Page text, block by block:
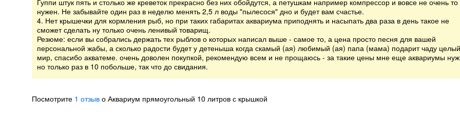
Гуппи штук пять и столько же креветок прекрасно без них обойдутся, а петушкам например компрессор и вовсе не очень то
нужен. Не забывайте один раз в неделю менять 2,5 л воды "пылесося" дно и будет вам счастье.
4. Нет крышечки для кормления рыб, но при таких габаритах аквариума приподнять и насыпать два раза в день такое не
сможет сделать ну только очень ленивый товарищ.
Резюме: если вы собрались держать тех рыблов о которых написал выше - самое то, а цена просто песня для вашей
персональной жабы, а сколько радости будет у детеныша когда скамый (ая) любимый (ая) папа (мама) подарит чаду целый
мир, спасибо акватеме. очень доволен покупкой, рекомендую всем и не прощаюсь - за такие цены мне еще аквариумы
но только раз в 10 побольше, так что до свидания.
Посмотрите 1 отзыв о Аквариум прямоугольный 10 литров с крышкой